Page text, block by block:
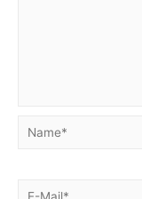
Name*
E-